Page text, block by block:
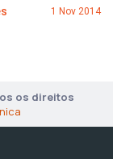
1 Nov 2014
os direitos